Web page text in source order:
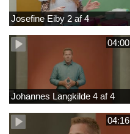
Josefine Eiby 2 af 4
04:00
Johannes Langkilde 4 af 4
04:16